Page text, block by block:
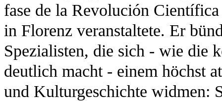
fase de la Revolución
in Florenz veranstaltete. Er
Spezialisten, die sich - wie die
deutlich macht - einem höchst
und Kulturgeschichte widmen: